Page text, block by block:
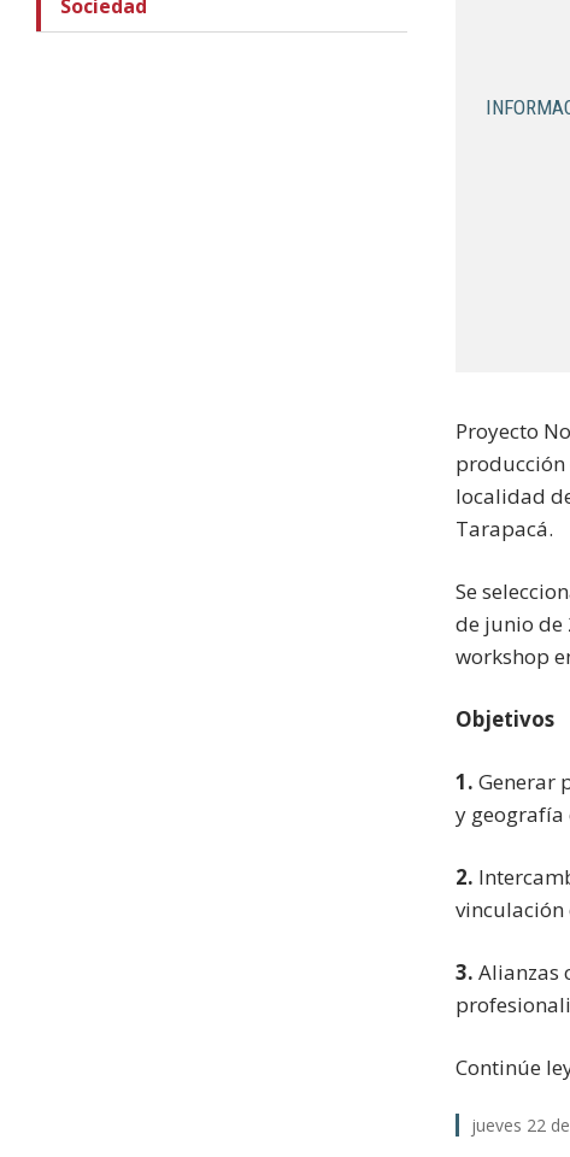
Sociedad
Proyecto
producción
localidad
Tarapacá.
Se
de junio de
workshop
Objetivos
1.Generar
y geografía
2.
vinculación
3.Alianzas
Continúe
jueves 22